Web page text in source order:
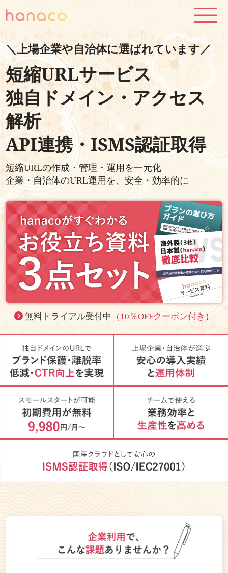
＼上場企業や自治体に選ばれています／
短縮URLサービス
独自ドメイン・アクセス
解析
API連携・ISMS認証取得
短縮URLの作成・管理・運用を一元化
企業・自治体のURL運用を、安全・効率的に
無料トライアル受付中 （10％OFFクーポン付き）